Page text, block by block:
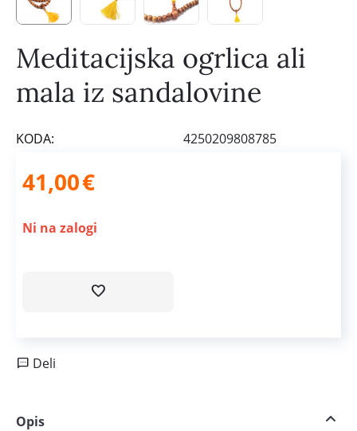
Meditacijska ogrlica ali
mala iz sandalovine
KODA: 4250209808785
41,00€
Ni na zalogi
Deli
Opis